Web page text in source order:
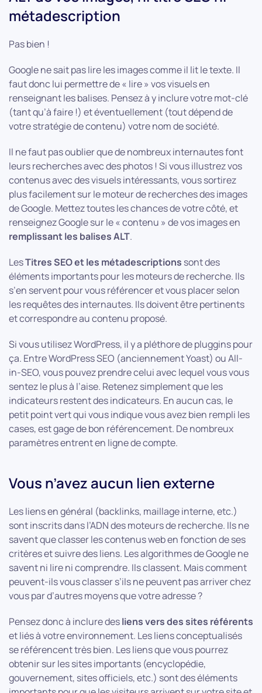
métadescription
Pas bien !
Google ne sait pas lire les images comme il lit le texte. Il
faut donc lui permettre de « lire » vos visuels en
renseignant les balises. Pensez à y inclure votre mot-clé
(tant qu’à faire !) et éventuellement (tout dépend de
votre stratégie de contenu) votre nom de société.
Il ne faut pas oublier que de nombreux internautes font
leurs recherches avec des photos ! Si vous illustrez vos
contenus avec des visuels intéressants, vous sortirez
plus facilement sur le moteur de recherches des images
de Google. Mettez toutes les chances de votre côté, et
renseignez Google sur le « contenu » de vos images en
remplissant les balises ALT.
LesTitres SEO et les métadescriptions sont des
éléments importants pour les moteurs de recherche. Ils
s’en servent pour vous référencer et vous placer selon
les requêtes des internautes. Ils doivent être pertinents
et correspondre au contenu proposé.
Si vous utilisez WordPress, il y a pléthore de pluggins pour
ça. Entre WordPress SEO (anciennement Yoast) ou All-
in-SEO, vous pouvez prendre celui avec lequel vous vous
sentez le plus à l’aise. Retenez simplement que les
indicateurs restent des indicateurs. En aucun cas, le
petit point vert qui vous indique vous avez bien rempli les
cases, est gage de bon référencement. De nombreux
paramètres entrent en ligne de compte.
Vous n’avez aucun lien externe
Les liens en général (backlinks, maillage interne, etc.)
sont inscrits dans l’ADN des moteurs de recherche. Ils ne
savent que classer les contenus web en fonction de ses
critères et suivre des liens. Les algorithmes de Google ne
savent ni lire ni comprendre. Ils classent. Mais comment
peuvent-ils vous classer s’ils ne peuvent pas arriver chez
vous par d’autres moyens que votre adresse ?
Pensez donc à inclure desliens vers des sites référents
et liés à votre environnement. Les liens conceptualisés
se référencent très bien. Les liens que vous pourrez
obtenir sur les sites importants (encyclopédie,
gouvernement, sites officiels, etc.) sont des éléments